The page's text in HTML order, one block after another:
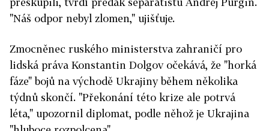
"Náš odpor nebyl zlomen," ujišťuje.
Zmocněnec ruského ministerstva zahraničí pro
lidská práva Konstantin Dolgov očekává, že "horká
fáze" bojů na východě Ukrajiny během několika
týdnů skončí. "Překonání této krize ale potrvá
léta," upozornil diplomat, podle něhož je Ukrajina